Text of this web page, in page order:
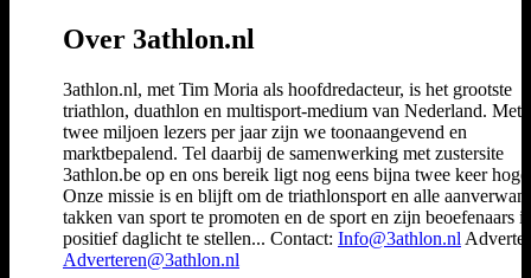
Over 3athlon.nl
3athlon.nl, met Tim Moria als hoofdredacteur, is het grootste
triathlon, duathlon en multisport-medium van Nederland. Met
twee miljoen lezers per jaar zijn we toonaangevend en
marktbepalend. Tel daarbij de samenwerking met zustersite
3athlon.be op en ons bereik ligt nog eens bijna twee keer
Onze missie is en blijft om de triathlonsport en alle
takken van sport te promoten en de sport en zijn beoefenaars
positief daglicht te stellen... Contact: Info@3athlon.nl
Adverteren@3athlon.nl